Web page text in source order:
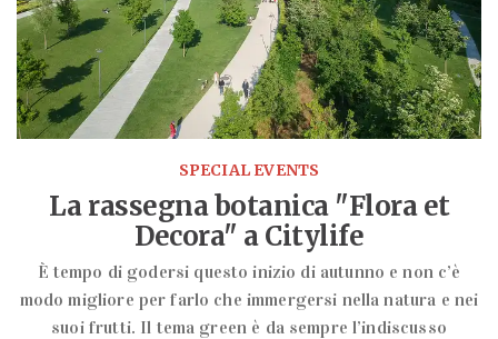
SPECIAL EVENTS
La rassegna botanica "Flora et
Decora" a Citylife
È tempo di godersi questo inizio di autunno e non c’è
modo migliore per farlo che immergersi nella natura e nei
suoi frutti. Il tema green è da sempre l’indiscusso